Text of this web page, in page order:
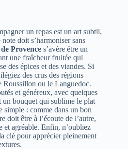
un repas est un art subtil,
doit s’harmoniser sans
Provence s’avère être un
une fraîcheur fruitée qui
des épices et des viandes. Si
des crus des régions
Roussillon ou le Languedoc.
et généreux, avec quelques
un bouquet qui sublime le plat
simple : comme dans un bon
doit être à l’écoute de l’autre,
et agréable. Enfin, n’oubliez
clé pour apprécier pleinement